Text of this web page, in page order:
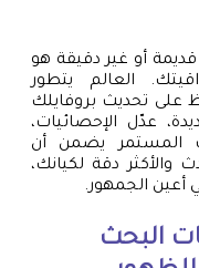
أو غير دقيقة هو
العالم يتطور
على تحديث بروفايلك
عدّل الإحصائيات،
المستمر يضمن أن
والأكثر دقة لكيانك،
أعين الجمهور.
البحث